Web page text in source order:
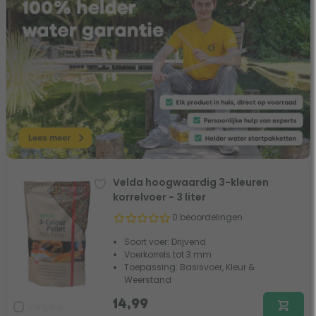
Velda hoogwaardig 3-kleuren
korrelvoer - 3 liter
0 beoordelingen
Soort voer: Drijvend
Voerkorrels tot 3 mm
Toepassing: Basisvoer, Kleur &
Weerstand
14,99